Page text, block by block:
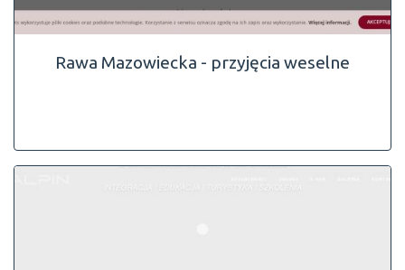
Rawa Mazowiecka - przyjęcia weselne